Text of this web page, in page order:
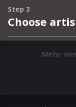
Mehr